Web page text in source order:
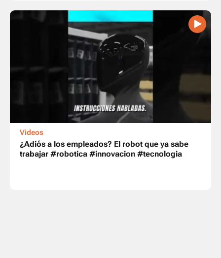
Videos
¿Adiós a los empleados? El robot que ya sabe
trabajar #robotica #innovacion #tecnologia